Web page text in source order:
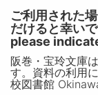
ご利用された
だけると幸い
please
阪巻・宝玲文庫
す。資料の利用
校図書館